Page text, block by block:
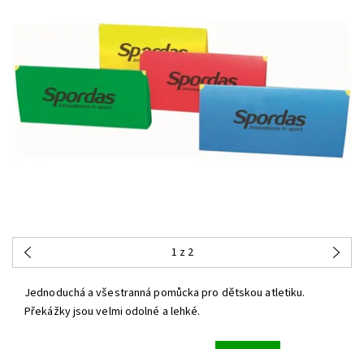
1 z 2
Jednoduchá a všestranná pomůcka pro dětskou atletiku.
Překážkyjsou velmi odolné a lehké.